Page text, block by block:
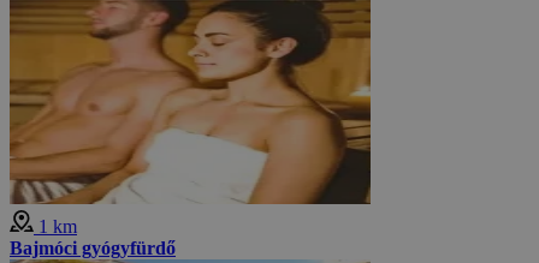
1 km
Bajmóci gyógyfürdő